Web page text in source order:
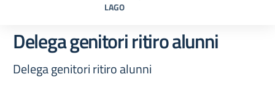
LAGO
Delega genitori ritiro alunni
Delega genitori ritiro alunni